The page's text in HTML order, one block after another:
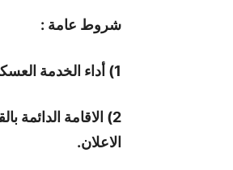
شروط عامة :
1) أداء الخدمة العسكرية أو الخدمة العامة أو الإعفاء منها.
الاعلان.